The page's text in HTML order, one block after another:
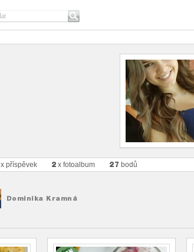
x příspěvek 2 x fotoalbum 27 bodů
Dominika Kramná